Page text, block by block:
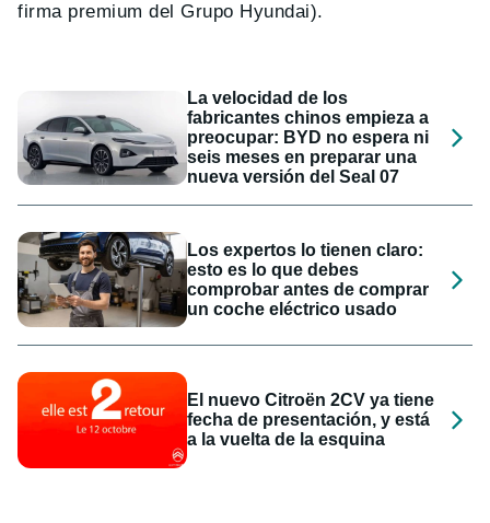
firma premium del Grupo Hyundai).
La velocidad de los
fabricantes chinos empieza a
preocupar: BYD no espera ni
seis meses en preparar una
nueva versión del Seal 07
Los expertos lo tienen claro:
esto es lo que debes
comprobar antes de comprar
un coche eléctrico usado
El nuevo Citroën 2CV ya tiene
fecha de presentación, y está
a la vuelta de la esquina